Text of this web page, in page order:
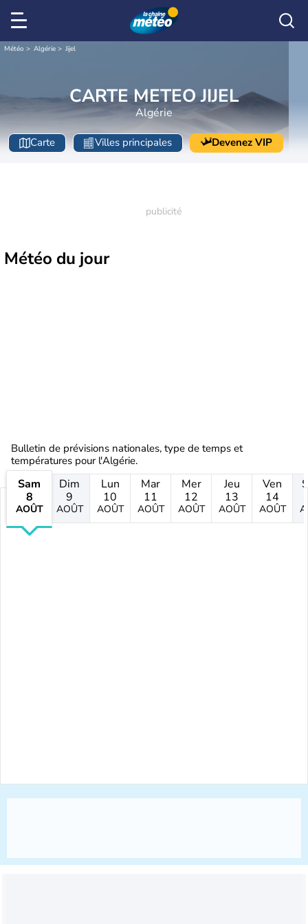
Météo Algérie Jijel
CARTE METEO JIJEL
Algérie
Carte Villes principales Devenez VIP
Météo du jour
Bulletin de prévisions nationales, type de temps et
températures pour l'Algérie.
Sam
8
AOÛT
Dim
9
AOÛT
Lun
10
AOÛT
Mar
11
AOÛT
Mer
12
AOÛT
Jeu
13
AOÛT
Ven
14
AOÛT